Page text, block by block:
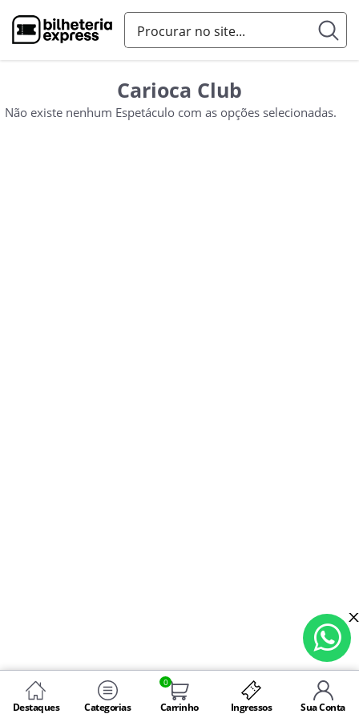
Destaques Categorias
0
Carrinho Ingressos Sua Conta
Carioca Club
Não existe nenhum Espetáculo com as opções selecionadas.